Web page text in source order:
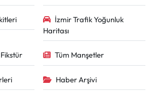
İzmir Trafik Yoğunluk
Haritası
Tüm Manşetler
Haber Arşivi